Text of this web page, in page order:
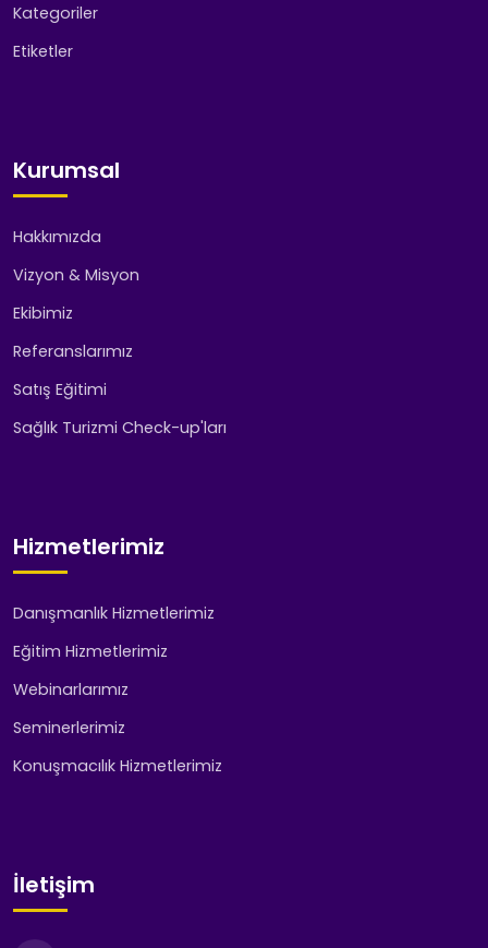
Kategoriler
Etiketler
Kurumsal
Hakkımızda
Vizyon & Misyon
Ekibimiz
Referanslarımız
Satış Eğitimi
Sağlık Turizmi Check-up'ları
Hizmetlerimiz
Danışmanlık Hizmetlerimiz
Eğitim Hizmetlerimiz
Webinarlarımız
Seminerlerimiz
Konuşmacılık Hizmetlerimiz
İletişim